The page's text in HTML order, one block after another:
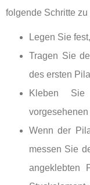
folgende Schritte zu
Legen Sie
Tragen Sie
des ersten
Kleben
Wenn der
messen Sie
angeklebten